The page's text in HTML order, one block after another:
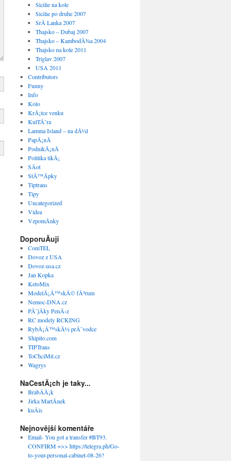
Sicilie na kole
Sicilie po druhe 2007
SrÃ­ Lanka 2007
Thajsko – Dubaj 2007
Thajsko – KambodÅ¾a 2004
Thajsko na kole 2011
Triglav 2007
USA 2011
Contributors
Funny
Info
Kolo
KrÃ¡tce venku
KulTÅ¯ra
Lamma Island – na dÃ½l
PapÃ¡nÃ­
PodnikÃ¡nÃ­
Politika tikÃ¡
SÄot
StÅ™Ã­pky
Tiptrans
Tipy
Uncategorized
Videa
VzpomÃ­nky
DoporuÄuji
ComTEL
Dovoz z USA
Dovoz-usa.cz
Jan Kopka
KetoMix
ModelÃ¡Å™skÃ© fÃ³rum
Nemoc-DNA.cz
PÅ¯jÄky PenÄ›z
RC modely RCKING
RybÃ¡Å™skÃ½ prÅ¯vodce
Shipito.com
TIPTrans
ToChciMit.cz
Wagrys
NaCestÃ¡ch je taky...
BrabÄÃ¡k
Jirka MartÃ­nek
kuÄis
Nejnovější komentáře
Email- You got a transfer #BT93.
CONFIRM =>> https://telegra.ph/Go-
to-your-personal-cabinet-08-26?